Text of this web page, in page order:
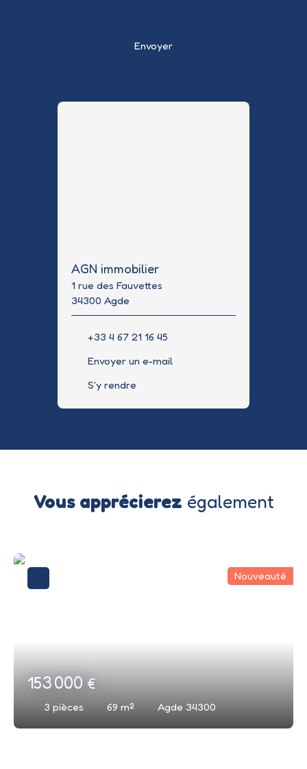
Envoyer
AGN immobilier
1 rue des Fauvettes
34300 Agde
+33 4 67 21 16 45
Envoyer un e-mail
S'y rendre
Vous apprécierez également
153 000€
3 pièces 69 m² Agde 34300
Nouveauté